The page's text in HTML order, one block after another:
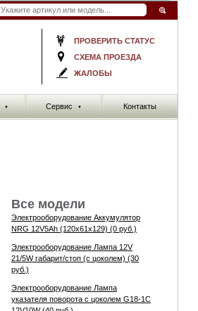
ПРОВЕРИТЬ СТАТУС
СХЕМА ПРОЕЗДА
ЖАЛОБЫ
▼ Сервис ▼ Контакты
Все модели
Электрооборудование Аккумулятор
NRG 12V5Ah (120x61x129) (0 руб.)
Электрооборудование Лампа 12V
21/5W габарит/стоп (с цоколем) (30
руб.)
Электрооборудование Лампа
указателя поворота с цоколем G18-1C